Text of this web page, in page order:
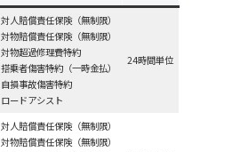
対人賠償責任保険（無制限）
対物賠償責任保険（無制限）
対物超過修理費特約
搭乗者傷害特約（一時金払）
自損事故傷害特約
ロードアシスト
24時間単位
対人賠償責任保険（無制限）
対物賠償責任保険（無制限）